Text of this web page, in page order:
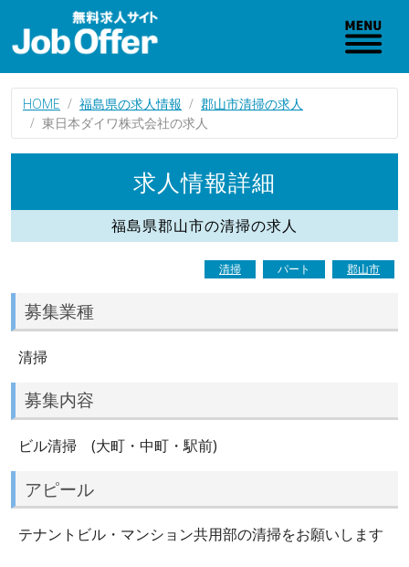
HOME 福島県の求人情報
郡山市清掃の求人
東日本ダイワ株式会社の求人
求人情報詳細
福島県郡山市の清掃の求人
清掃 パート 郡山市
募集業種
清掃
募集内容
ビル清掃 (大町・中町・駅前)
アピール
テナントビル・マンション共用部の清掃をお願いします